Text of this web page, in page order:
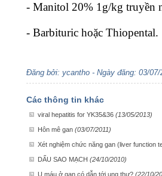
- Manitol 20% 1g/kg truyền
- Barbituric hoặc Thiopental.
Đăng bởi: ycantho - Ngày đăng: 03/07/
Các thông tin khác
viral hepatitis for YK35&36 (13/05/2013)
Hôn mê gan (03/07/2011)
Xét nghiệm chức năng gan (liver function
DẤU SAO MẠCH (24/10/2010)
U máu ở gan có dẫn tới ung thư? (22/10/